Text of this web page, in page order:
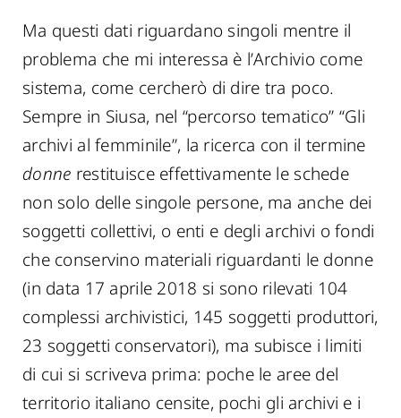
Ma questi dati riguardano singoli mentre il
problema che mi interessa è l’Archivio come
sistema, come cercherò di dire tra poco.
Sempre in Siusa, nel “percorso tematico” “Gli
archivi al femminile”, la ricerca con il termine
donne restituisce effettivamente le schede
non solo delle singole persone, ma anche dei
soggetti collettivi, o enti e degli archivi o fondi
che conservino materiali riguardanti le donne
(in data 17 aprile 2018 si sono rilevati 104
complessi archivistici, 145 soggetti produttori,
23 soggetti conservatori), ma subisce i limiti
di cui si scriveva prima: poche le aree del
territorio italiano censite, pochi gli archivi e i